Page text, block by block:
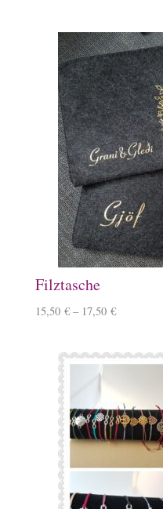
Filztasche
15,50 € – 17,50 €